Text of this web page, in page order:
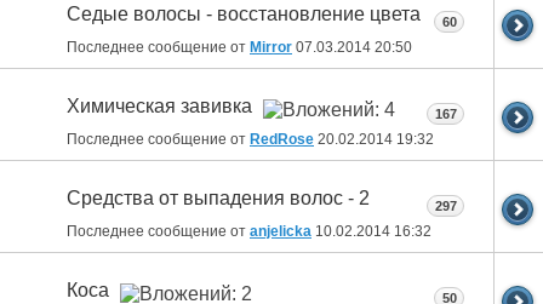
Седые волосы - восстановление цвета
Последнее сообщение от Mirror 07.03.2014 20:50
60
Химическая завивка
Последнее сообщение от RedRose 20.02.2014 19:32
167
Средства от выпадения волос - 2
Последнее сообщение от anjelicka 10.02.2014 16:32
297
Коса 50